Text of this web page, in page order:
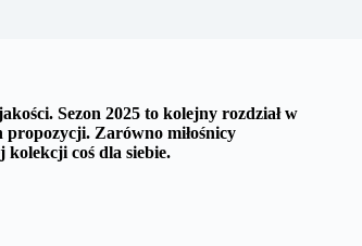
Sezon 2025 to kolejny rozdział w
propozycji. Zarówno miłośnicy
kolekcji coś dla siebie.